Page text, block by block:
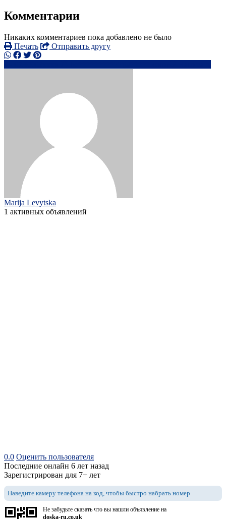
Комментарии
Никаких комментариев пока добавлено не было
Печать
Отправить другу
Marija Levytska
1 активных объявлений
0.0 Оценить пользователя
Последние онлайн 6 лет назад
Зарегистрирован для 7+ лет
Наведите камеру телефона на код, чтобы быстро набрать номер
Не забудьте сказать что вы нашли объявление на
doska-ru.co.uk